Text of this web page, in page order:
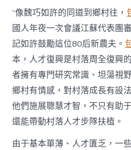
“像魏巧如許的同道到鄉村往，
國人年夜一次會議江蘇代表團
記如許鼓勵這位80后新農夫。
本，人才復興是村落周全復興
者擁有專門研究常識、坦蕩視
鄉村有情感，對村落成長有設
他們施展聰慧才智，不只有助
還能帶動村落人才步隊扶植。
由于基本單薄、人才匱乏，一